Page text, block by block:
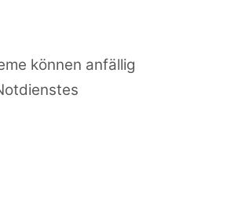
können anfällig